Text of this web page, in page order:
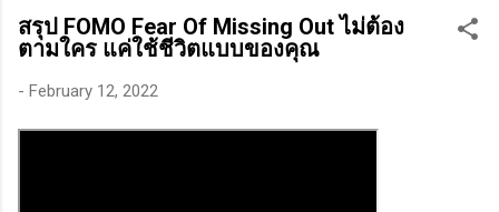
ในอนาคต การลงรายละเอียดในการวิเคราะห์นี้จะช่วยให้คุณ
สามารถเข้าใจตลาดและรู้จักจังหวะที่เหมาะสมในการเข้าเทรด . -
วิธีการที่พิสูจน์แล้วว่าทำเงินได้จริงและทำซ้ำได้ตลอด (Method):
การมีระบบหรือกลยุทธ์ที่ชัดเจนในการเทรดเป็นสิ่งสำคัญ เพราะจะ
สรุป FOMO Fear Of Missing Out ไม่ต้อง
ตามใคร แค่ใช้ชีวิตแบบของคุณ
- February 12, 2022